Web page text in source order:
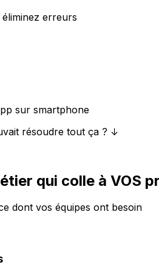
erreurs
sur smartphone
résoudre tout ça ? ↓
qui colle à VOS
dont vos équipes ont besoin